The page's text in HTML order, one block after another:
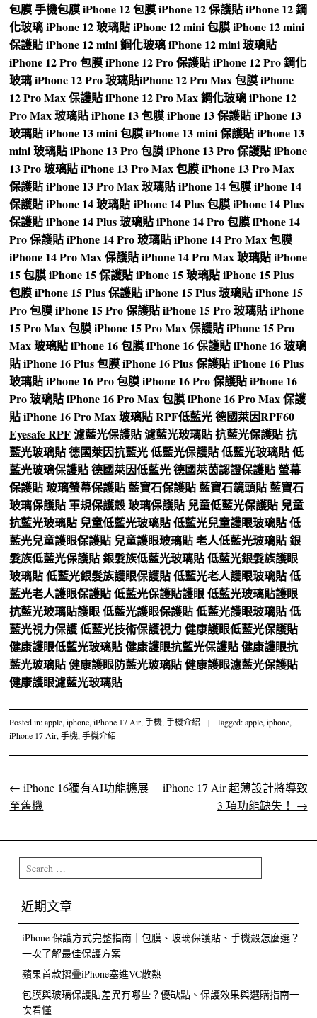
包膜手機包膜iPhone 12 包膜iPhone 12 保護貼iPhone 12 鋼
化玻璃iPhone 12 玻璃貼iPhone 12 mini 包膜iPhone 12 mini
保護貼iPhone 12 mini 鋼化玻璃iPhone 12 mini 玻璃貼
iPhone 12 Pro 包膜iPhone 12 Pro 保護貼iPhone 12 Pro 鋼化
玻璃iPhone 12 Pro 玻璃貼iPhone 12 Pro Max 包膜iPhone
12 Pro Max 保護貼iPhone 12 Pro Max 鋼化玻璃iPhone 12
Pro Max 玻璃貼iPhone 13 包膜iPhone 13 保護貼iPhone 13
玻璃貼iPhone 13 mini 包膜iPhone 13 mini 保護貼iPhone 13
mini 玻璃貼iPhone 13 Pro 包膜iPhone 13 Pro 保護貼iPhone
13 Pro 玻璃貼iPhone 13 Pro Max 包膜iPhone 13 Pro Max
保護貼iPhone 13 Pro Max 玻璃貼iPhone 14 包膜iPhone 14
保護貼iPhone 14 玻璃貼iPhone 14 Plus 包膜iPhone 14 Plus
保護貼iPhone 14 Plus 玻璃貼iPhone 14 Pro 包膜iPhone 14
Pro 保護貼iPhone 14 Pro 玻璃貼iPhone 14 Pro Max 包膜
iPhone 14 Pro Max 保護貼iPhone 14 Pro Max 玻璃貼iPhone
15 包膜iPhone 15 保護貼iPhone 15 玻璃貼iPhone 15 Plus
包膜iPhone 15 Plus 保護貼iPhone 15 Plus 玻璃貼iPhone 15
Pro 包膜iPhone 15 Pro 保護貼iPhone 15 Pro 玻璃貼iPhone
15 Pro Max 包膜iPhone 15 Pro Max 保護貼iPhone 15 Pro
Max 玻璃貼iPhone 16 包膜iPhone 16 保護貼iPhone 16 玻璃
貼iPhone 16 Plus 包膜iPhone 16 Plus 保護貼iPhone 16 Plus
玻璃貼iPhone 16 Pro 包膜iPhone 16 Pro 保護貼iPhone 16
Pro 玻璃貼iPhone 16 Pro Max 包膜iPhone 16 Pro Max 保護
貼iPhone 16 Pro Max 玻璃貼RPF低藍光德國萊因RPF60
Eyesafe RPF濾藍光保護貼濾藍光玻璃貼抗藍光保護貼抗
藍光玻璃貼德國萊因抗藍光低藍光保護貼低藍光玻璃貼低
藍光玻璃保護貼德國萊因低藍光德國萊茵認證保護貼螢幕
保護貼玻璃螢幕保護貼藍寶石保護貼藍寶石鏡頭貼藍寶石
玻璃保護貼 軍規保護殼玻璃保護貼 兒童低藍光保護貼 兒童
抗藍光玻璃貼 兒童低藍光玻璃貼低藍光兒童護眼玻璃貼低
藍光兒童護眼保護貼 兒童護眼玻璃貼老人低藍光玻璃貼銀
髮族低藍光保護貼銀髮族低藍光玻璃貼低藍光銀髮族護眼
玻璃貼低藍光銀髮族護眼保護貼低藍光老人護眼玻璃貼低
藍光老人護眼保護貼低藍光保護貼護眼低藍光玻璃貼護眼
抗藍光玻璃貼護眼低藍光護眼保護貼低藍光護眼玻璃貼低
藍光視力保護低藍光技術保護視力健康護眼低藍光保護貼
健康護眼低藍光玻璃貼健康護眼抗藍光保護貼健康護眼抗
藍光玻璃貼健康護眼防藍光玻璃貼健康護眼濾藍光保護貼
健康護眼濾藍光玻璃貼
Posted in:apple,iphone,iPhone 17 Air,手機,手機介紹 | Tagged:apple,iphone,
iPhone 17 Air,手機,手機介紹
Post navigation
← iPhone 16獨有AI功能擴展
至舊機
iPhone 17 Air 超薄設計將導致
3 項功能缺失！ →
Search
近期文章
iPhone 保護方式完整指南｜包膜、玻璃保護貼、手機殼怎麼選？
一次了解最佳保護方案
蘋果首款摺疊iPhone塞進VC散熱
包膜與玻璃保護貼差異有哪些？優缺點、保護效果與選購指南一
次看懂